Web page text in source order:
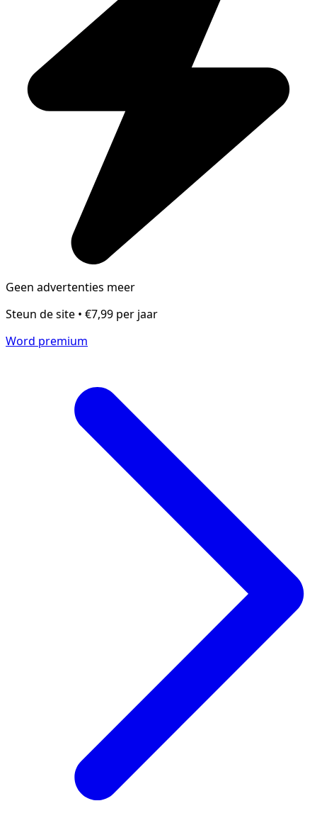
Geen advertenties meer
Steun de site • €7,99 per jaar
Word premium